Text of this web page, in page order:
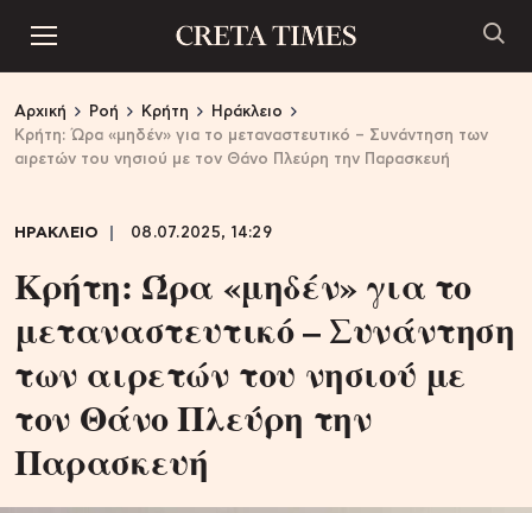
Αρχική Ροή Κρήτη
Ηράκλειο
Κρήτη: Ώρα «μηδέν» για το μεταναστευτικό – Συνάντηση των
αιρετών του νησιού με τον Θάνο Πλεύρη την Παρασκευή
ΗΡΑΚΛΕΙΟ 08.07.2025, 14:29
Κρήτη: Ώρα «μηδέν» για το
μεταναστευτικό – Συνάντηση
των αιρετών του νησιού με
τον Θάνο Πλεύρη την
Παρασκευή